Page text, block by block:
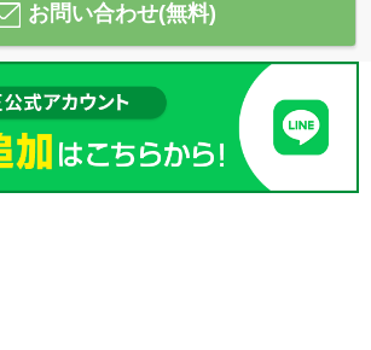
お問い合わせ(無料)